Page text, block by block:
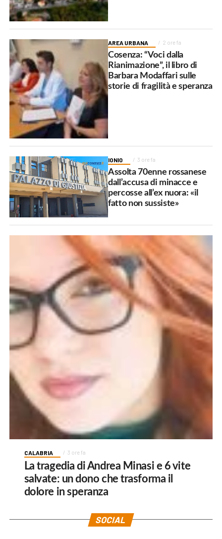
AREA URBANA 2 ore fa
Cosenza: “Voci dalla
Rianimazione”, il libro di
Barbara Modaffari sulle
storie di fragilità e speranza
IONIO 3 ore fa
Assolta 70enne rossanese
dall’accusa di minacce e
percosse all’ex nuora: «il
fatto non sussiste»
CALABRIA 3 ore fa
La tragedia di Andrea Minasi e 6 vite
salvate: un dono che trasforma il
dolore in speranza
SOCIAL